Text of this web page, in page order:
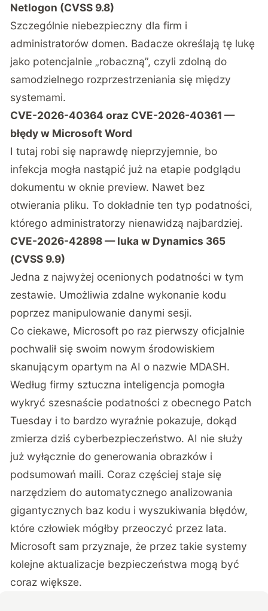
Netlogon (CVSS 9.8)
Szczególnie niebezpieczny dla firm i
administratorów domen. Badacze określają tę lukę
jako potencjalnie „robaczną”, czyli zdolną do
samodzielnego rozprzestrzeniania się między
systemami.
CVE-2026-40364 oraz CVE-2026-40361 —
błędy w Microsoft Word
I tutaj robi się naprawdę nieprzyjemnie, bo
infekcja mogła nastąpić już na etapie podglądu
dokumentu w oknie preview. Nawet bez
otwierania pliku. To dokładnie ten typ podatności,
którego administratorzy nienawidzą najbardziej.
CVE-2026-42898 — luka w Dynamics 365
(CVSS 9.9)
Jedna z najwyżej ocenionych podatności w tym
zestawie. Umożliwia zdalne wykonanie kodu
poprzez manipulowanie danymi sesji.
Co ciekawe, Microsoft po raz pierwszy oficjalnie
pochwalił się swoim nowym środowiskiem
skanującym opartym na AI o nazwie MDASH.
Według firmy sztuczna inteligencja pomogła
wykryć szesnaście podatności z obecnego Patch
Tuesday i to bardzo wyraźnie pokazuje, dokąd
zmierza dziś cyberbezpieczeństwo. AI nie służy
już wyłącznie do generowania obrazków i
podsumowań maili. Coraz częściej staje się
narzędziem do automatycznego analizowania
gigantycznych baz kodu i wyszukiwania błędów,
które człowiek mógłby przeoczyć przez lata.
Microsoft sam przyznaje, że przez takie systemy
kolejne aktualizacje bezpieczeństwa mogą być
coraz większe.